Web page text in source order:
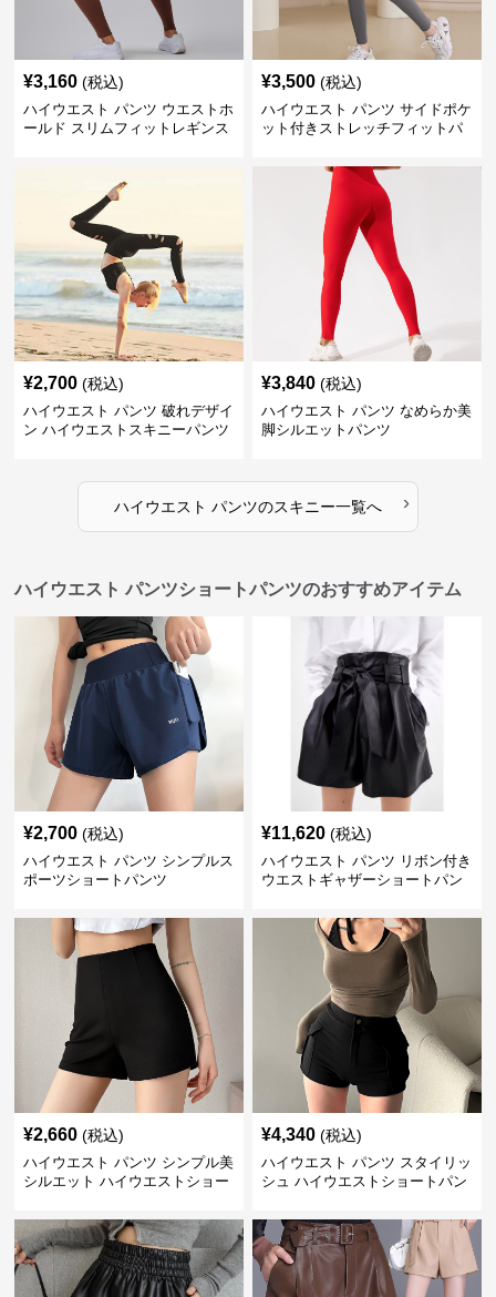
¥3,160 (税込)
ハイウエスト パンツ ウエストホ
ールド スリムフィットレギンス
¥3,500 (税込)
ハイウエスト パンツ サイドポケ
ット付きストレッチフィットパ
¥2,700 (税込)
ハイウエスト パンツ 破れデザイ
ン ハイウエストスキニーパンツ
¥3,840 (税込)
ハイウエスト パンツ なめらか美
脚シルエットパンツ
ハイウエスト パンツのスキニー一覧へ ›
ハイウエスト パンツショートパンツのおすすめアイテム
¥2,700 (税込)
ハイウエスト パンツ シンプルス
ポーツショートパンツ
¥11,620 (税込)
ハイウエスト パンツ リボン付き
ウエストギャザーショートパン
¥2,660 (税込)
ハイウエスト パンツ シンプル美
シルエット ハイウエストショー
¥4,340 (税込)
ハイウエスト パンツ スタイリッ
シュ ハイウエストショートパン